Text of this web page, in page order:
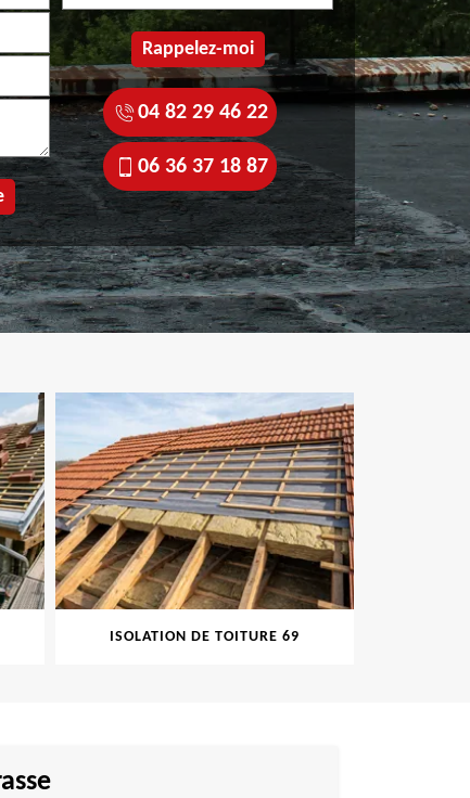
04 82 29 46 22
06 36 37 18 87
ISOLATION DE TOITURE 69